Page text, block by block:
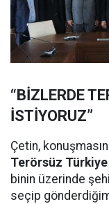
“BİZLERDE
İSTİYORUZ”
Çetin,
Terörsüz
binin üzerinde
seçip